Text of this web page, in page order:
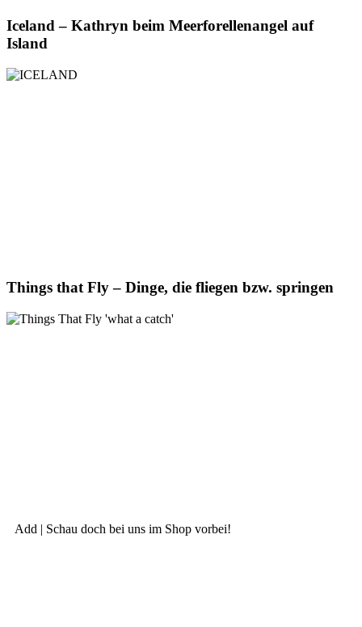
Iceland – Kathryn beim Meerforellenangel auf
Island
Things that Fly – Dinge, die fliegen bzw. springen
Add | Schau doch bei uns im Shop vorbei!